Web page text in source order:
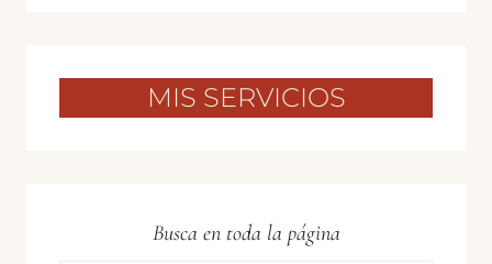
MIS SERVICIOS
Busca en toda la página